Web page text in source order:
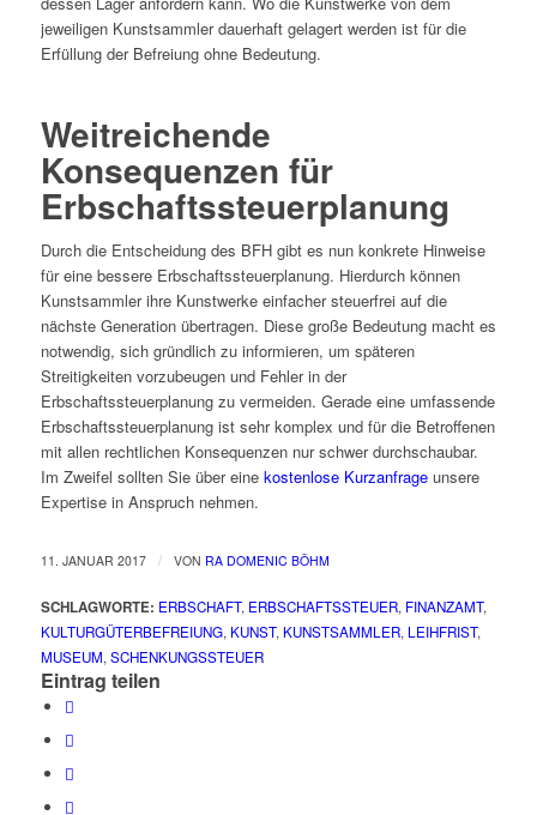
jeweiligen Kunstsammler dauerhaft gelagert werden ist für die
Erfüllung der Befreiung ohne Bedeutung.
Weitreichende
Konsequenzen für
Erbschaftssteuerplanung
Durch die Entscheidung des BFH gibt es nun konkrete Hinweise
für eine bessere Erbschaftssteuerplanung. Hierdurch können
Kunstsammler ihre Kunstwerke einfacher steuerfrei auf die
nächste Generation übertragen. Diese große Bedeutung macht es
notwendig, sich gründlich zu informieren, um späteren
Streitigkeiten vorzubeugen und Fehler in der
Erbschaftssteuerplanung zu vermeiden. Gerade eine umfassende
Erbschaftssteuerplanung ist sehr komplex und für die Betroffenen
mit allen rechtlichen Konsequenzen nur schwer durchschaubar.
Im Zweifel sollten Sie über eine kostenlose Kurzanfrageunsere
Expertise in Anspruch nehmen.
11. JANUAR 2017 / VON RA DOMENIC BÖHM
SCHLAGWORTE: ERBSCHAFT, ERBSCHAFTSSTEUER, FINANZAMT,
KULTURGÜTERBEFREIUNG, KUNST, KUNSTSAMMLER, LEIHFRIST,
MUSEUM,SCHENKUNGSSTEUER
Eintrag teilen